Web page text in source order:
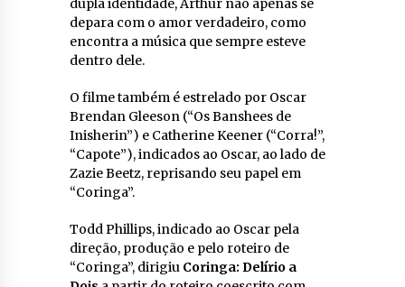
dupla identidade, Arthur não apenas se
depara com o amor verdadeiro, como
encontra a música que sempre esteve
dentro dele.
O filme também é estrelado por Oscar
Brendan Gleeson (“Os Banshees de
Inisherin”) e Catherine Keener (“Corra!”,
“Capote”), indicados ao Oscar, ao lado de
Zazie Beetz, reprisando seu papel em
“Coringa”.
Todd Phillips, indicado ao Oscar pela
direção, produção e pelo roteiro de
“Coringa”, dirigiu Coringa: Delírio a